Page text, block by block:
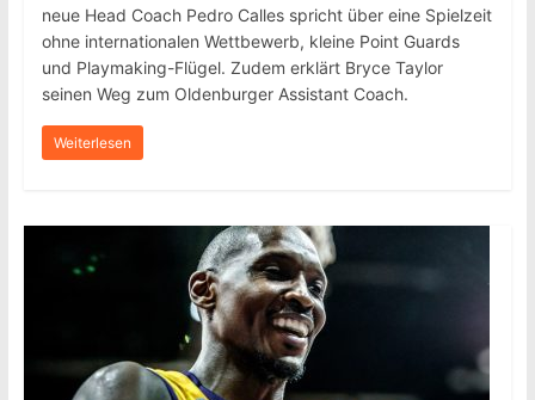
neue Head Coach Pedro Calles spricht über eine Spielzeit
ohne internationalen Wettbewerb, kleine Point Guards
und Playmaking-Flügel. Zudem erklärt Bryce Taylor
seinen Weg zum Oldenburger Assistant Coach.
Weiterlesen